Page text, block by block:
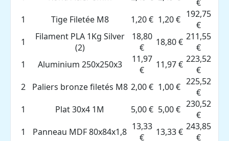
€
1
Tige Filetée M8 1,20 € 1,20 € 192,75
€
1
Filament PLA 1Kg Silver
(2)
18,80
€
18,80 € 211,55
€
1
Aluminium 250x250x3
11,97
€
11,97 € 223,52
€
2
Paliers bronze filetés M8 2,00 € 1,00 € 225,52
€
1
Plat 30x4 1M 5,00 € 5,00 € 230,52
€
1
Panneau MDF 80x84x1,8 13,33
€
13,33 € 243,85
€